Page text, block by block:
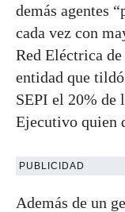
demás agentes
cada vez con
Red Eléctrica de
entidad que
SEPI el 20% de
Ejecutivo quien
PUBLICIDAD
Además de un